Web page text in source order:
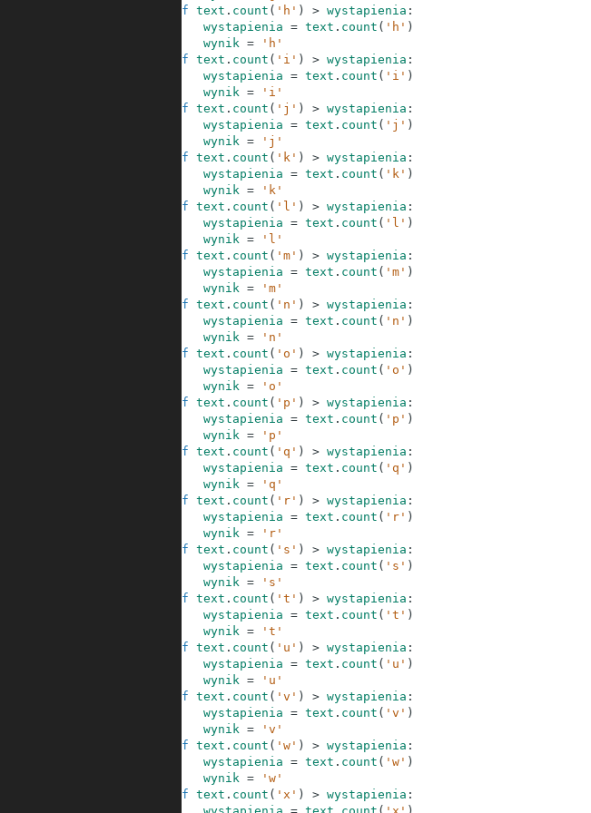
if text . count ( 'h' ) > wystapienia :
wystapienia = text . count ( 'h' )
wynik =
'h'
if text . count ( 'i' ) > wystapienia :
wystapienia = text . count ( 'i' )
wynik =
'i'
if text . count ( 'j' ) > wystapienia :
wystapienia = text . count ( 'j' )
wynik =
'j'
if text . count ( 'k' ) > wystapienia :
wystapienia = text . count ( 'k' )
wynik =
'k'
if text . count ( 'l' ) > wystapienia :
wystapienia = text . count ( 'l' )
wynik =
'l'
if text . count ( 'm' ) > wystapienia :
wystapienia = text . count ( 'm' )
wynik =
'm'
if text . count ( 'n' ) > wystapienia :
wystapienia = text . count ( 'n' )
wynik =
'n'
if text . count ( 'o' ) > wystapienia :
wystapienia = text . count ( 'o' )
wynik =
'o'
if text . count ( 'p' ) > wystapienia :
wystapienia = text . count ( 'p' )
wynik =
'p'
if text . count ( 'q' ) > wystapienia :
wystapienia = text . count ( 'q' )
wynik =
'q'
if text . count ( 'r' ) > wystapienia :
wystapienia = text . count ( 'r' )
wynik =
'r'
if text . count ( 's' ) > wystapienia :
wystapienia = text . count ( 's' )
wynik =
's'
if text . count ( 't' ) > wystapienia :
wystapienia = text . count ( 't' )
wynik =
't'
if text . count ( 'u' ) > wystapienia :
wystapienia = text . count ( 'u' )
wynik =
'u'
if text . count ( 'v' ) > wystapienia :
wystapienia = text . count ( 'v' )
wynik =
'v'
if text . count ( 'w' ) > wystapienia :
wystapienia = text . count ( 'w' )
wynik =
'w'
if text . count ( 'x' ) > wystapienia :